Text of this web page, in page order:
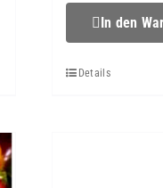
Rösti-
In den
Details